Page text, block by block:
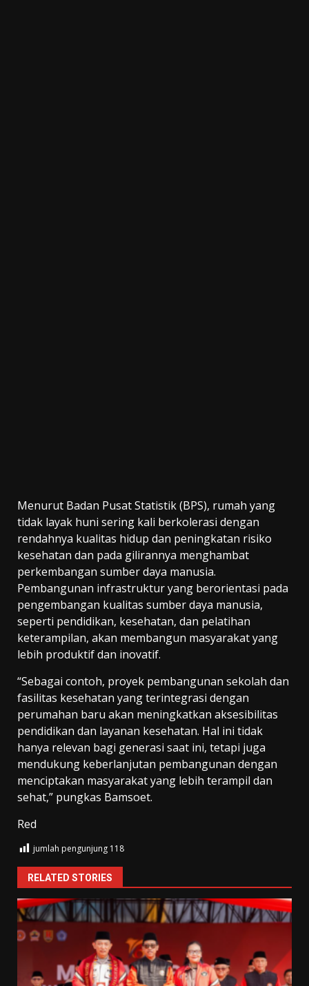
Menurut Badan Pusat Statistik (BPS), rumah yang
tidak layak huni sering kali berkolerasi dengan
rendahnya kualitas hidup dan peningkatan risiko
kesehatan dan pada gilirannya menghambat
perkembangan sumber daya manusia.
Pembangunan infrastruktur yang berorientasi pada
pengembangan kualitas sumber daya manusia,
seperti pendidikan, kesehatan, dan pelatihan
keterampilan, akan membangun masyarakat yang
lebih produktif dan inovatif.
“Sebagai contoh, proyek pembangunan sekolah dan
fasilitas kesehatan yang terintegrasi dengan
perumahan baru akan meningkatkan aksesibilitas
pendidikan dan layanan kesehatan. Hal ini tidak
hanya relevan bagi generasi saat ini, tetapi juga
mendukung keberlanjutan pembangunan dengan
menciptakan masyarakat yang lebih terampil dan
sehat,” pungkas Bamsoet.
Red
jumlah pengunjung 118
RELATED STORIES